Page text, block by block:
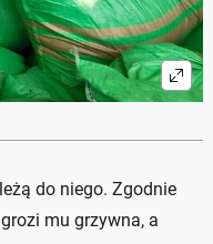
do niego. Zgodnie
mu grzywna, a